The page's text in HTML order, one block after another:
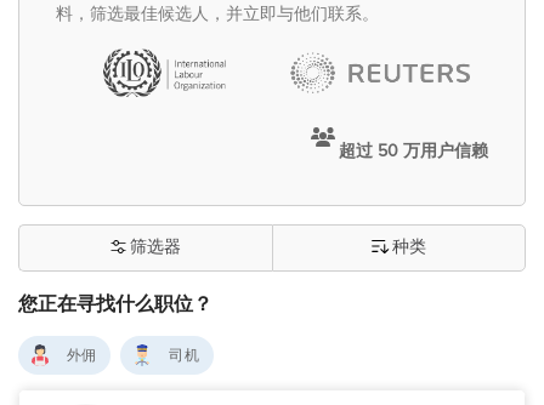
料，筛选最佳候选人，并立即与他们联系。
超过 50 万用户信赖
您正在寻找什么职位？
筛选器 种类
外佣 司机